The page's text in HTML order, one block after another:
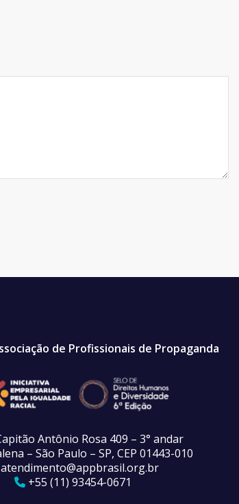
de Profissionais de Propaganda
Antônio Rosa 409 – 3° andar
– São Paulo – SP, CEP 01443-010
atendimento@appbrasil.org.br
+55 (11) 93454-0671